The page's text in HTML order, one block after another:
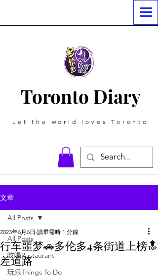
Toronto Diary
Let the world loves Toronto
文章
All Posts
吃喝Restaurant
玩乐Things To Do
All Posts
行车噩梦🚗多伦多4条街道上榜🔝
差道路
2023年6月6日 讀畢需時 1 分鐘